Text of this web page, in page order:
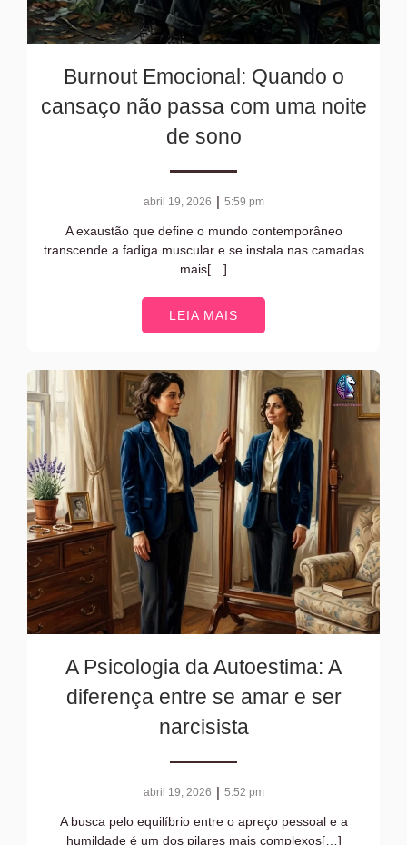
Burnout Emocional: Quando o
cansaço não passa com uma noite
de sono
abril 19, 2026 | 5:59 pm
A exaustão que define o mundo contemporâneo
transcende a fadiga muscular e se instala nas camadas
mais[…]
LEIA MAIS
A Psicologia da Autoestima: A
diferença entre se amar e ser
narcisista
abril 19, 2026 | 5:52 pm
A busca pelo equilíbrio entre o apreço pessoal e a
humildade é um dos pilares mais complexos[…]